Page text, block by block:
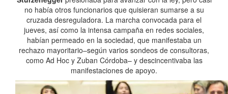
no había otros funcionarios que quisieran sumarse a su
cruzada desreguladora. La marcha convocada para el
jueves, así como la intensa campaña en redes sociales,
habían permeado en la sociedad, que manifestaba un
rechazo mayoritario–según varios sondeos de consultoras,
como Ad Hoc y Zuban Córdoba– y descincentivaba las
manifestaciones de apoyo.